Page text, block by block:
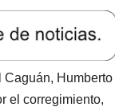
Caguán, Humberto
el corregimiento,